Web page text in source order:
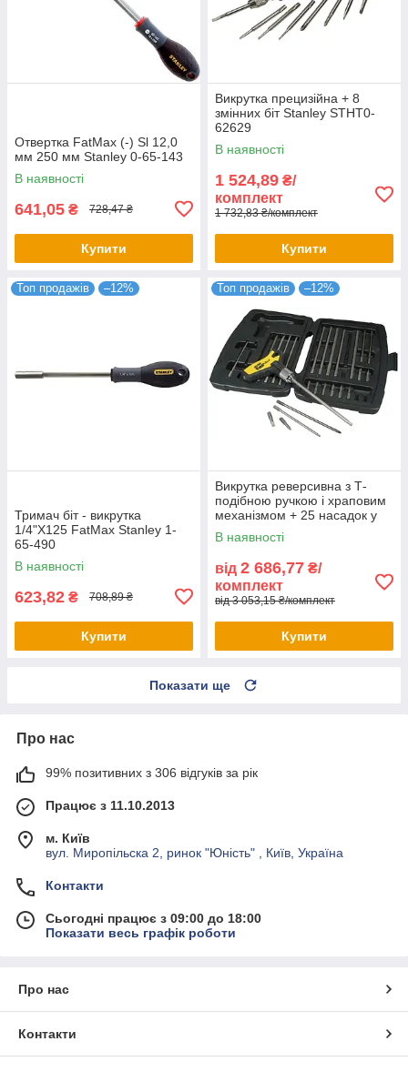
Отвертка FatMax (-) Sl 12,0
мм 250 мм Stanley 0-65-143
В наявності
641,05 ₴ 728,47 ₴
Купити
Викрутка прецизійна + 8
змінних біт Stanley STHT0-
62629
В наявності
1 524,89 ₴/
комплект
1 732,83 ₴/комплект
Купити
Топ продажів –12%
Тримач біт - викрутка
1/4"X125 FatMax Stanley 1-
65-490
В наявності
623,82 ₴ 708,89 ₴
Купити
Топ продажів –12%
Викрутка реверсивна з Т-
подібною ручкою і храповим
механізмом + 25 насадок у
кейсі FatMax Stanley 0-79-
153
В наявності
від 2 686,77 ₴/
комплект
від 3 053,15 ₴/комплект
Купити
Показати ще
Про нас
99% позитивних з 306 відгуків за рік
Працює з 11.10.2013
м. Київ
вул. Миропільска 2, ринок "Юність" , Київ, Україна
Контакти
Сьогодні працює з 09:00 до 18:00
Показати весь графік роботи
Про нас
Контакти